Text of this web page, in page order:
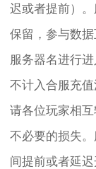
迟或者提前）
保留，参与数
服务器名进行
不计入合服充值
请各位玩家相
不必要的损失
间提前或者延